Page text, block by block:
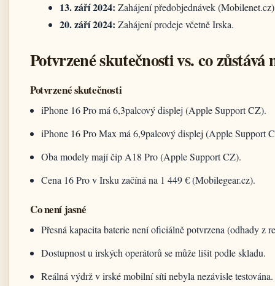
13. září 2024: Zahájení předobjednávek
20. září 2024: Zahájení prodeje včetně Irska.
Potvrzené skutečnosti vs. co zůstává
Potvrzené skutečnosti
iPhone 16 Pro má 6,3palcový displej (Apple Support CZ).
iPhone 16 Pro Max má 6,9palcový displej (Apple Support
Oba modely mají čip A18 Pro (Apple Support CZ).
Cena 16 Pro v Irsku začíná na 1 449 € (Mobilegear.cz).
Co není jasné
Přesná kapacita baterie není oficiálně potvrzena (odhady z
Dostupnost u irských operátorů se může lišit podle skladu.
Reálná výdrž v irské mobilní síti nebyla nezávisle testována.